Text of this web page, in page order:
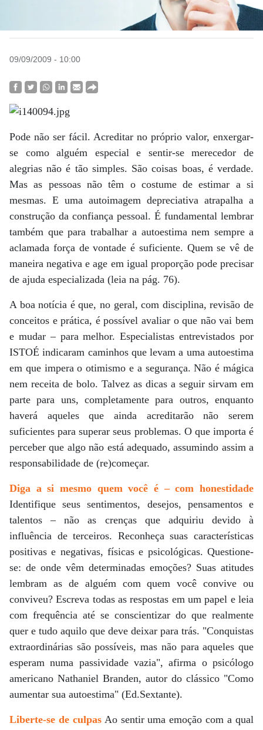
09/09/2009 - 10:00
Pode não ser fácil. Acreditar no próprio valor, enxergar-
se como alguém especial e sentir-se merecedor de
alegrias não é tão simples. São coisas boas, é verdade.
Mas as pessoas não têm o costume de estimar a si
mesmas. E uma autoimagem depreciativa atrapalha a
construção da confiança pessoal. É fundamental lembrar
também que para trabalhar a autoestima nem sempre a
aclamada força de vontade é suficiente. Quem se vê de
maneira negativa e age em igual proporção pode precisar
de ajuda especializada (leia na pág. 76).
A boa notícia é que, no geral, com disciplina, revisão de
conceitos e prática, é possível avaliar o que não vai bem
e mudar – para melhor. Especialistas entrevistados por
ISTOÉ indicaram caminhos que levam a uma autoestima
em que impera o otimismo e a segurança. Não é mágica
nem receita de bolo. Talvez as dicas a seguir sirvam em
parte para uns, completamente para outros, enquanto
haverá aqueles que ainda acreditarão não serem
suficientes para superar seus problemas. O que importa é
perceber que algo não está adequado, assumindo assim a
responsabilidade de (re)começar.
Diga a si mesmo quem você é – com honestidade
Identifique seus sentimentos, desejos, pensamentos e
talentos – não as crenças que adquiriu devido à
influência de terceiros. Reconheça suas características
positivas e negativas, físicas e psicológicas. Questione-
se: de onde vêm determinadas emoções? Suas atitudes
lembram as de alguém com quem você convive ou
conviveu? Escreva todas as respostas em um papel e leia
com frequência até se conscientizar do que realmente
quer e tudo aquilo que deve deixar para trás. "Conquistas
extraordinárias são possíveis, mas não para aqueles que
esperam numa passividade vazia", afirma o psicólogo
americano Nathaniel Branden, autor do clássico "Como
aumentar sua autoestima" (Ed.Sextante).
Liberte-se de culpasAo sentir uma emoção com a qual